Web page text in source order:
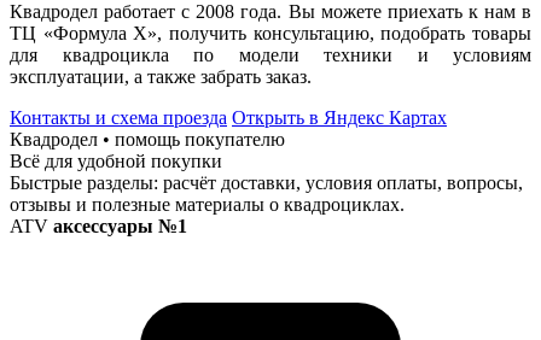
Квадродел работает с 2008 года. Вы можете приехать к нам в
ТЦ «Формула Х», получить консультацию, подобрать товары
для квадроцикла по модели техники и условиям
эксплуатации, а также забрать заказ.
Контакты и схема проезда Открыть в Яндекс Картах
Квадродел • помощь покупателю
Всё для удобной покупки
Быстрые разделы: расчёт доставки, условия оплаты, вопросы,
отзывы и полезные материалы о квадроциклах.
ATV аксессуары №1